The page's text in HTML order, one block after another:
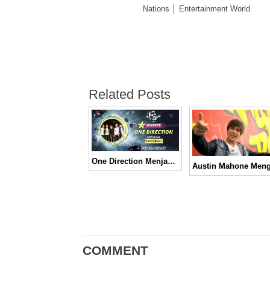
Nations │ Entertainment World
Related Posts
One Direction Menjadi Jawara di Ajang MTV Stars of 2014
COMMENT